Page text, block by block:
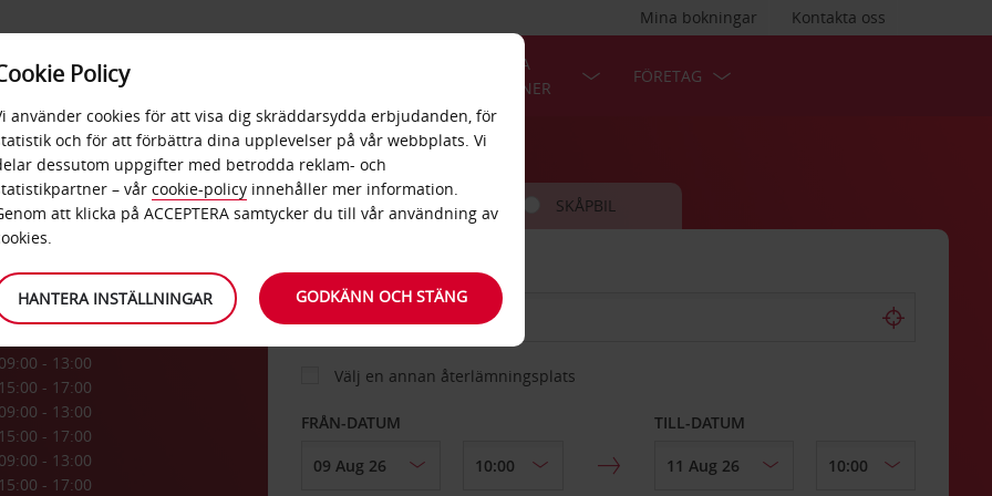
Kontakta oss
Mina bokningar
ERBJUDANDEN
POPULÄRA
DESTINATIONER
FÖRETAG
09:00 - 13:00
15:00 - 17:00
09:00 - 13:00
15:00 - 17:00
09:00 - 13:00
15:00 - 17:00
BIL SKÅPBIL
HÄMTA FRÅN
Välj en annan återlämningsplats
FRÅN-DATUM TILL-DATUM
Policy
använder cookies för att visa dig skräddarsydda erbjudanden, för
och för att förbättra dina upplevelser på vår webbplats. Vi
dessutom uppgifter med betrodda reklam- och
– vår cookie-policy innehåller mer information.
att klicka på ACCEPTERA samtycker du till vår användning av
HANTERA INSTÄLLNINGAR GODKÄNN OCH STÄNG